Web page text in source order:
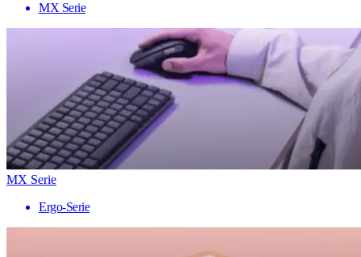
MX Serie
MX Serie
Ergo-Serie